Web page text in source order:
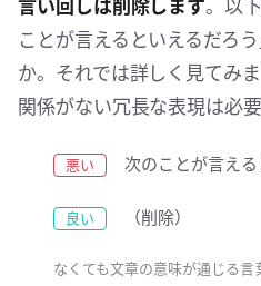
言い回しは削除します。以
ことが言えるといえるだろ
か。それでは詳しく見てみ
関係がない冗長な表現は必
次のことが言える
（削除）
なくても文章の意味が通じる言